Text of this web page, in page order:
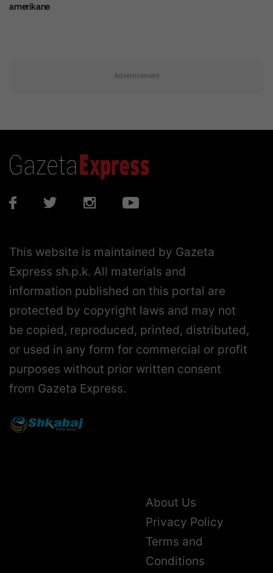
amerikane
Advertisement
This website is maintained by Gazeta
Express sh.p.k. All materials and
information published on this portal are
protected by copyright laws and may not
be copied, reproduced, printed, distributed,
or used in any form for commercial or profit
purposes without prior written consent
from Gazeta Express.
About Us
Privacy Policy
Terms and
Conditions